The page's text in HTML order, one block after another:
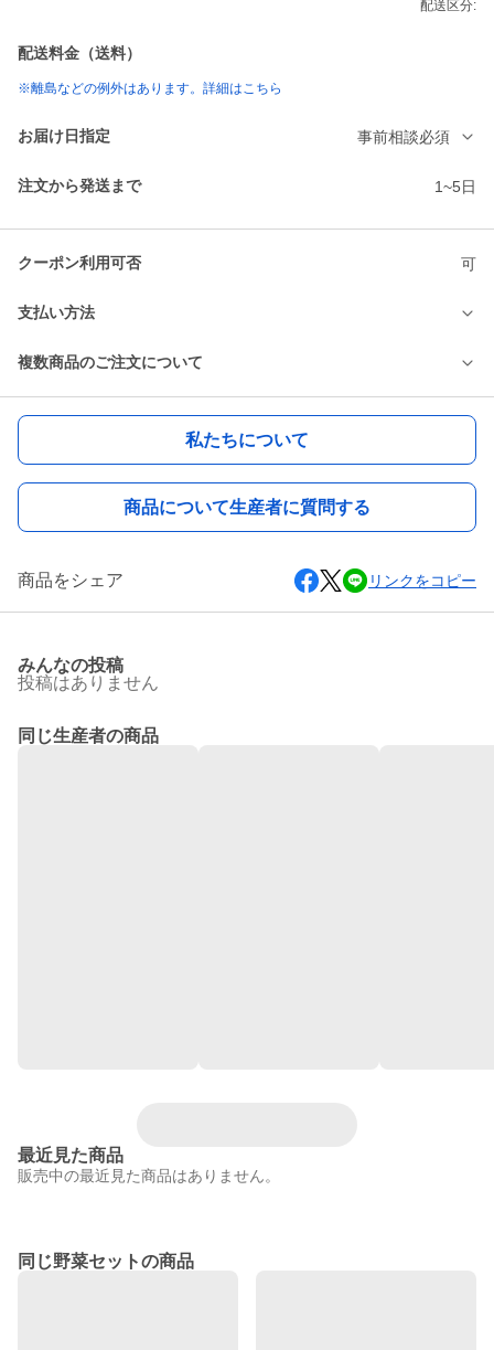
配送区分:
配送料金（送料）
※離島などの例外はあります。詳細はこちら
お届け日指定 事前相談必須
注文から発送まで 1~5日
クーポン利用可否 可
支払い方法
複数商品のご注文について
私たちについて
商品について生産者に質問する
商品をシェア リンクをコピー
みんなの投稿
投稿はありません
同じ生産者の商品
最近見た商品
販売中の最近見た商品はありません。
同じ野菜セットの商品